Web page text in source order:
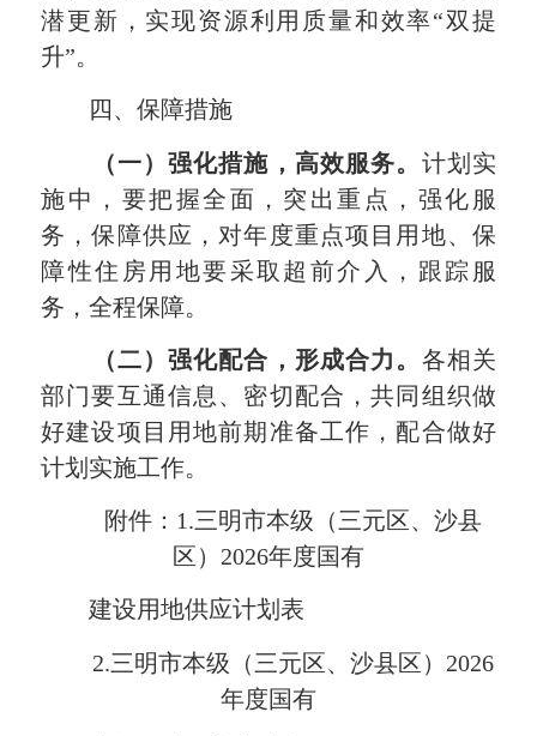
潜更新，实现资源利用质量和效率“双提
升”。
四、保障措施
（一）强化措施，高效服务。 计划实
施中，要把握全面，突出重点，强化服
务，保障供应，对年度重点项目用地、保
障性住房用地要采取超前介入，跟踪服
务，全程保障。
（二）强化配合，形成合力。 各相关
部门要互通信息、密切配合，共同组织做
好建设项目用地前期准备工作，配合做好
计划实施工作。
附件：1.三明市本级（三元区、沙县
区）2026年度国有
建设用地供应计划表
2.三明市本级（三元区、沙县区）2026
年度国有